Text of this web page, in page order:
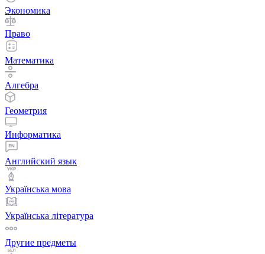
Экономика
Право
Математика
Алгебра
Геометрия
Информатика
Английский язык
Українська мова
Українська література
Другие предметы